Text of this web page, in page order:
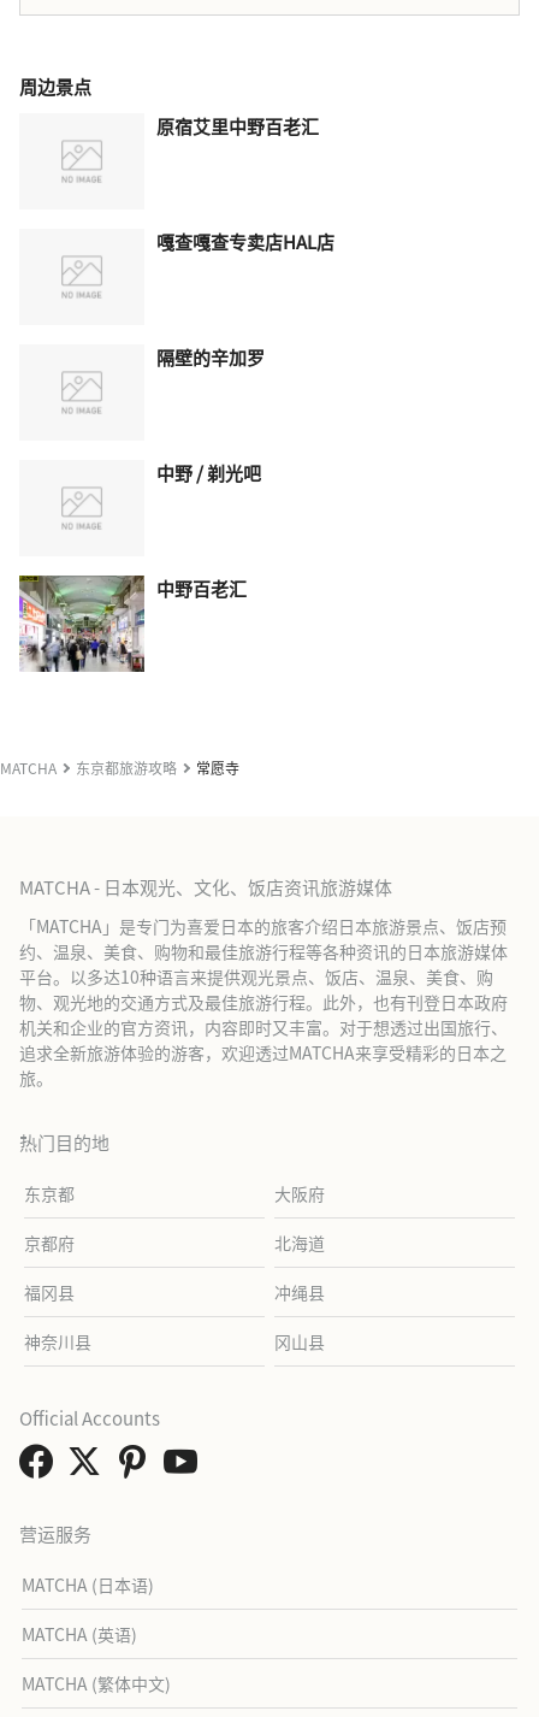
周边景点
原宿艾里中野百老汇
嘎查嘎查专卖店HAL店
隔壁的辛加罗
中野 / 剃光吧
中野百老汇
MATCHA 东京都旅游攻略 常愿寺
MATCHA - 日本观光、文化、饭店资讯旅游媒体
「MATCHA」是专门为喜爱日本的旅客介绍日本旅游景点、饭店预
约、温泉、美食、购物和最佳旅游行程等各种资讯的日本旅游媒体
平台。以多达10种语言来提供观光景点、饭店、温泉、美食、购
物、观光地的交通方式及最佳旅游行程。此外，也有刊登日本政府
机关和企业的官方资讯，内容即时又丰富。对于想透过出国旅行、
追求全新旅游体验的游客，欢迎透过MATCHA来享受精彩的日本之
旅。
热门目的地
东京都 大阪府
京都府 北海道
福冈县 冲绳县
神奈川县 冈山县
营运服务
MATCHA (日本语)
MATCHA (英语)
MATCHA (繁体中文)
Official Accounts